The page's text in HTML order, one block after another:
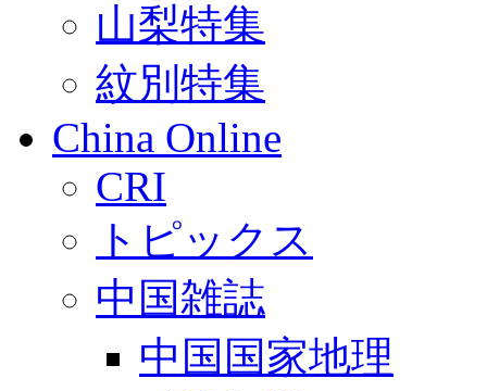
山梨特集
紋別特集
China Online
CRI
トピックス
中国雑誌
中国国家地理